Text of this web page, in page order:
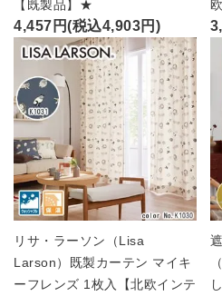
【既製品】★
4,457円(税込4,903円)
リサ・ラーソン（Lisa
Larson）既製カーテン マイキ
ーフレンズ 1枚入【北欧インテ